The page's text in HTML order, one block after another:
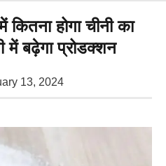
कितना होगा चीनी का
में बढ़ेगा प्रोडक्शन
13, 2024